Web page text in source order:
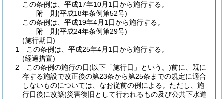
この条例は、平成17年10月1日から施行する。
附 則(平成18年条例第52号)
この条例は、平成19年4月1日から施行する。
附 則(平成24年条例第29号)
(施行期日)
1
この条例は、平成25年4月1日から施行する。
(経過措置)
2
この条例の施行の日(以下「施行日」という。)前に、既に
存する施設で改正後の第23条から第25条までの規定に適合
しないものについては、なお従前の例による。 ただし、施
行日後に改築(災害復旧として行われるもの及び公共下水道